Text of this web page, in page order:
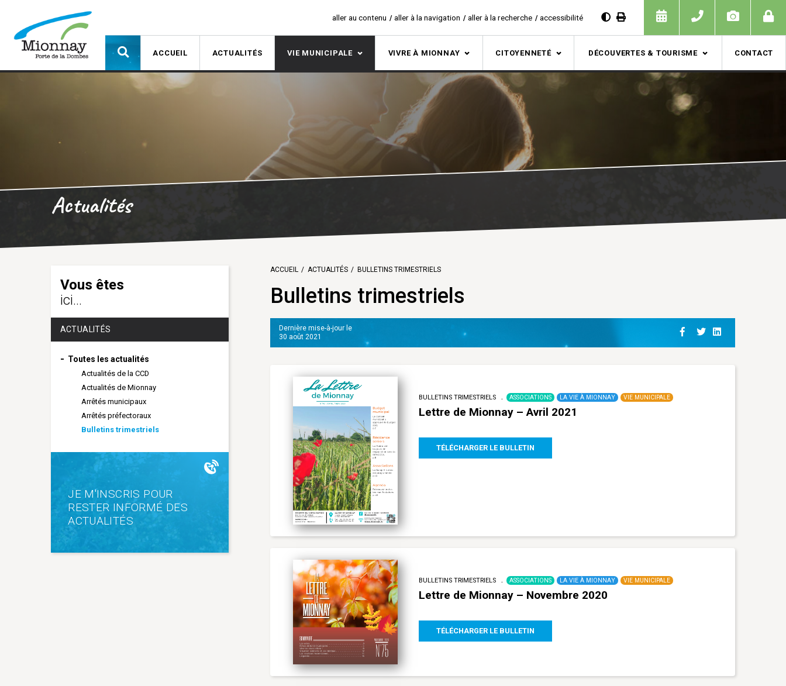
aller au contenu aller à la navigation aller à la recherche accessibilité
ACCUEIL ACTUALITÉS VIE MUNICIPALE VIVRE À MIONNAY CITOYENNETÉ DÉCOUVERTES & TOURISME CONTACT
Actualités
Vous êtes
ici...
ACTUALITÉS
Toutes les actualités
Actualités de la CCD
Actualités de Mionnay
Arrêtés municipaux
Arrêtés préfectoraux
Bulletins trimestriels
JE M'INSCRIS POUR
RESTER INFORMÉ DES
ACTUALITÉS
ACCUEIL ACTUALITÉS BULLETINS TRIMESTRIELS
Bulletins trimestriels
Dernière mise-à-jour le
30 août 2021
BULLETINS TRIMESTRIELS ASSOCIATIONS LA VIE À MIONNAY VIE MUNICIPALE
Lettre de Mionnay – Avril 2021
TÉLÉCHARGER LE BULLETIN
BULLETINS TRIMESTRIELS ASSOCIATIONS LA VIE À MIONNAY VIE MUNICIPALE
Lettre de Mionnay – Novembre 2020
TÉLÉCHARGER LE BULLETIN